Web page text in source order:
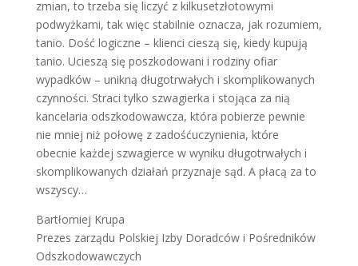
zmian, to trzeba się liczyć z kilkusetzłotowymi
podwyżkami, tak więc stabilnie oznacza, jak rozumiem,
tanio. Dość logiczne – klienci cieszą się, kiedy kupują
tanio. Ucieszą się poszkodowani i rodziny ofiar
wypadków – unikną długotrwałych i skomplikowanych
czynności. Straci tylko szwagierka i stojąca za nią
kancelaria odszkodowawcza, która pobierze pewnie
nie mniej niż połowę z zadośćuczynienia, które
obecnie każdej szwagierce w wyniku długotrwałych i
skomplikowanych działań przyznaje sąd. A płacą za to
wszyscy…
Bartłomiej Krupa
Prezes zarządu Polskiej Izby Doradców i Pośredników
Odszkodowawczych